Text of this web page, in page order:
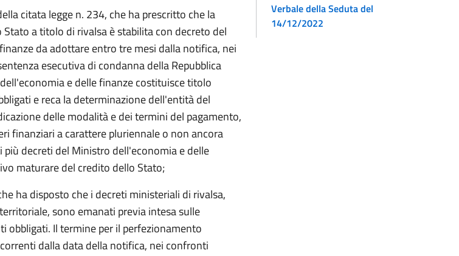
citata legge n. 234, che ha prescritto che la
a titolo di rivalsa è stabilita con decreto del
da adottare entro tre mesi dalla notifica, nei
esecutiva di condanna della Repubblica
e delle finanze costituisce titolo
e reca la determinazione dell'entità del
delle modalità e dei termini del pagamento,
finanziari a carattere pluriennale o non ancora
decreti del Ministro dell'economia e delle
maturare del credito dello Stato;
ha disposto che i decreti ministeriali di rivalsa,
sono emanati previa intesa sulle
obbligati. Il termine per il perfezionamento
dalla data della notifica, nei confronti
Verbale della Seduta del
14/12/2022